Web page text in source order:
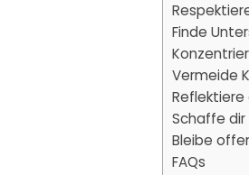
Finde
Vermeide
Reflektiere
Schaffe
Bleibe
FAQs